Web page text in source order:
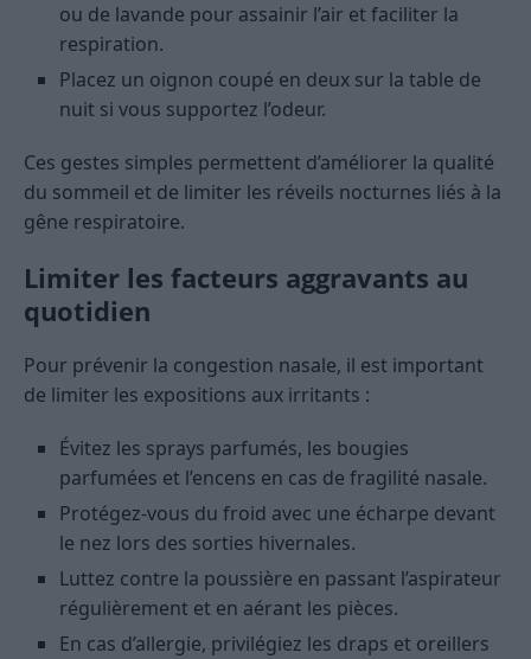
ou de lavande pour assainir l’air et faciliter la
respiration.
Placez un oignon coupé en deux sur la table de
nuit si vous supportez l’odeur.
Ces gestes simples permettent d’améliorer la qualité
du sommeil et de limiter les réveils nocturnes liés à la
gêne respiratoire.
Limiter les facteurs aggravants au
quotidien
Pour prévenir la congestion nasale, il est important
de limiter les expositions aux irritants :
Évitez les sprays parfumés, les bougies
parfumées et l’encens en cas de fragilité nasale.
Protégez-vous du froid avec une écharpe devant
le nez lors des sorties hivernales.
Luttez contre la poussière en passant l’aspirateur
régulièrement et en aérant les pièces.
En cas d’allergie, privilégiez les draps et oreillers